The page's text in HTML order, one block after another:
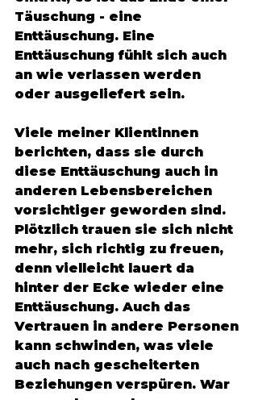
Täuschung - eine
Enttäuschung. Eine
Enttäuschung fühlt sich auch
an wie verlassen werden
oder ausgeliefert sein.
Viele meiner Klientinnen
berichten, dass sie durch
diese Enttäuschung auch in
anderen Lebensbereichen
vorsichtiger geworden sind.
Plötzlich trauen sie sich nicht
mehr, sich richtig zu freuen,
denn vielleicht lauert da
hinter der Ecke wieder eine
Enttäuschung. Auch das
Vertrauen in andere Personen
kann schwinden, was viele
auch nach gescheiterten
Beziehungen verspüren. War